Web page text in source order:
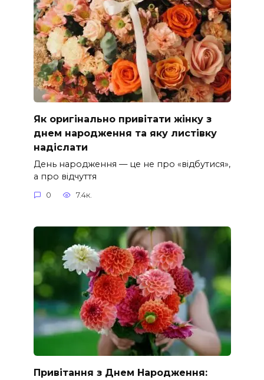
Як оригінально привітати жінку з
днем народження та яку листівку
надіслати
День народження — це не про «відбутися»,
а про відчуття
0 7.4к.
Привітання з Днем Народження: